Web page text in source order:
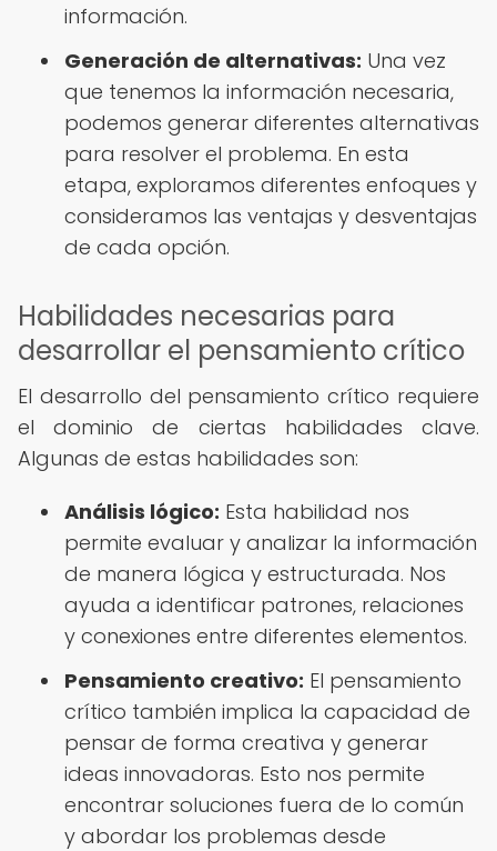
información.
Generación de alternativas: Una vez
que tenemos la información necesaria,
podemos generar diferentes alternativas
para resolver el problema. En esta
etapa, exploramos diferentes enfoques y
consideramos las ventajas y desventajas
de cada opción.
Habilidades necesarias para
desarrollar el pensamiento crítico
El desarrollo del pensamiento crítico requiere
el dominio de ciertas habilidades clave.
Algunas de estas habilidades son:
Análisis lógico: Esta habilidad nos
permite evaluar y analizar la información
de manera lógica y estructurada. Nos
ayuda a identificar patrones, relaciones
y conexiones entre diferentes elementos.
Pensamiento creativo: El pensamiento
crítico también implica la capacidad de
pensar de forma creativa y generar
ideas innovadoras. Esto nos permite
encontrar soluciones fuera de lo común
y abordar los problemas desde